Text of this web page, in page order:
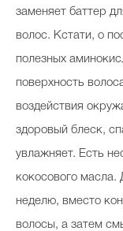
заменяет баттер
волос. Кстати, о
полезных
поверхность
воздействия
здоровый блеск,
увлажняет. Есть
кокосового
неделю, вместо
волосы, а затем